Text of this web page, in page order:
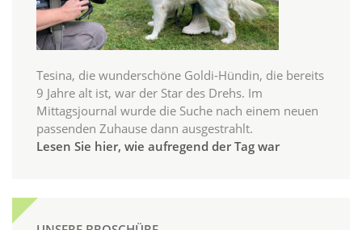
Tesina, die wunderschöne Goldi-Hündin, die bereits
9 Jahre alt ist, war der Star des Drehs. Im
Mittagsjournal wurde die Suche nach einem neuen
passenden Zuhause dann ausgestrahlt.
Lesen Sie hier, wie aufregend der Tag war